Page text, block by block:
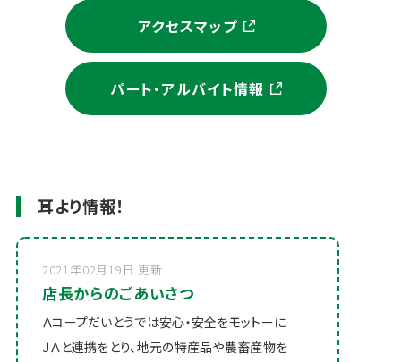
アクセスマップ
パート・アルバイト情報
耳より情報！
2021年02月19日 更新
店長からのごあいさつ
Ａコープだいとうでは安心・安全をモットーに
ＪＡと連携をとり、地元の特産品や農畜産物を